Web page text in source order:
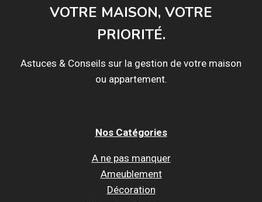
VOTRE MAISON, VOTRE
PRIORITÉ.
Astuces & Conseils sur la gestion de votre maison
ou appartement.
Nos Catégories
A ne pas manquer
Ameublement
Décoration